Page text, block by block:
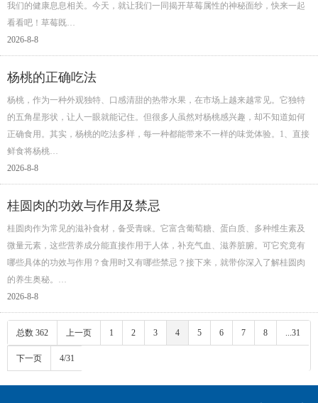
我们的健康息息相关。今天，就让我们一同揭开草莓属性的神秘面纱，快来一起
看看吧！草莓既…
2026-8-8
杨桃的正确吃法
杨桃，作为一种外观独特、口感清甜的热带水果，在市场上越来越常见。它独特
的五角星形状，让人一眼就能记住。但很多人虽然对杨桃感兴趣，却不知道如何
正确食用。其实，杨桃的吃法多样，每一种都能带来不一样的味觉体验。1、直接
鲜食将杨桃…
2026-8-8
桂圆肉的功效与作用及禁忌
桂圆肉作为常见的滋补食材，备受青睐。它富含葡萄糖、蛋白质、多种维生素及
微量元素，这些营养成分能直接作用于人体，补充气血、滋养脏腑。可它究竟有
哪些具体的功效与作用？食用时又有哪些禁忌？接下来，就带你深入了解桂圆肉
的养生奥秘。…
2026-8-8
总数 362 上一页 1 2 3 4 5 6 7 8 ...31
下一页 4/31